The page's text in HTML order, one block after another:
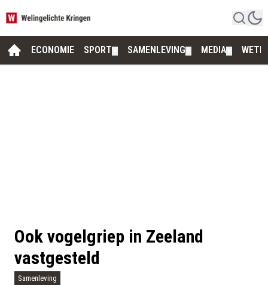
ECONOMIE SPORT SAMENLEVING MEDIA
Ook vogelgriep in Zeeland
vastgesteld
Samenleving